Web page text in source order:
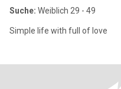
Suche: Weiblich 29 - 49
Simple life with full of love